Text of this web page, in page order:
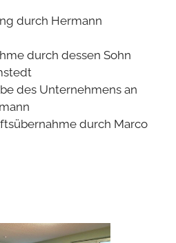
durch Hermann
durch dessen Sohn
des Unternehmens an
durch Marco